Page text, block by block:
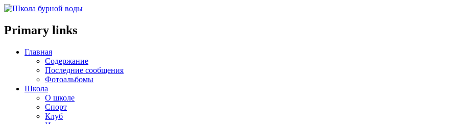
Primary links
Главная
Содержание
Последние сообщения
Фотоальбомы
Школа
О школе
Спорт
Клуб